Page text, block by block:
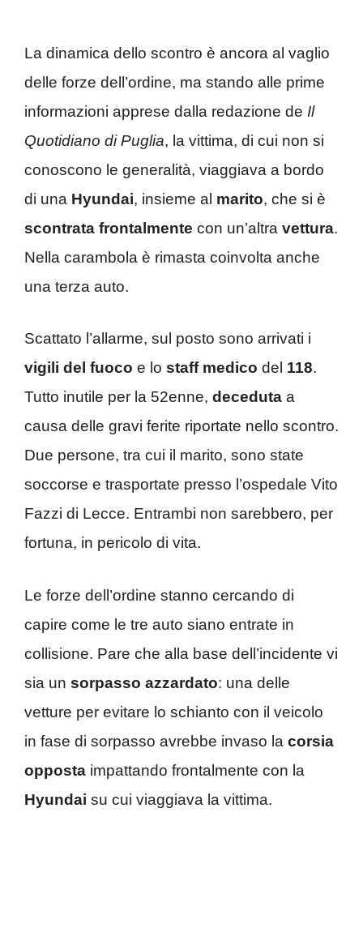
La dinamica dello scontro è ancora al vaglio
delle forze dell’ordine, ma stando alle prime
informazioni apprese dalla redazione de Il
Quotidiano di Puglia, la vittima, di cui non si
conoscono le generalità, viaggiava a bordo
di una Hyundai, insieme al marito, che si è
scontrata frontalmente con un’altra vettura.
Nella carambola è rimasta coinvolta anche
una terza auto.
Scattato l’allarme, sul posto sono arrivati i
vigili del fuoco e lo staff medico del 118.
Tutto inutile per la 52enne, deceduta a
causa delle gravi ferite riportate nello scontro.
Due persone, tra cui il marito, sono state
soccorse e trasportate presso l’ospedale Vito
Fazzi di Lecce. Entrambi non sarebbero, per
fortuna, in pericolo di vita.
Le forze dell’ordine stanno cercando di
capire come le tre auto siano entrate in
collisione. Pare che alla base dell’incidente vi
sia un sorpasso azzardato: una delle
vetture per evitare lo schianto con il veicolo
in fase di sorpasso avrebbe invaso la corsia
opposta impattando frontalmente con la
Hyundai su cui viaggiava la vittima.